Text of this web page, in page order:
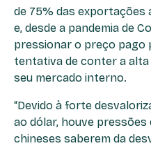
de 75% das exportações
e, desde a pandemia de
pressionar o preço pago
tentativa de conter a
seu mercado interno.
“Devido à forte
ao dólar, houve pressões
chineses saberem da